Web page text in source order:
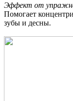
Эффект от
Помогает
зубы и десны.